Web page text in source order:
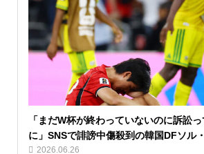
「まだW杯が終わっていないのに訴訟
に」SNSで誹謗中傷殺到の韓国DFソル
2026.06.26